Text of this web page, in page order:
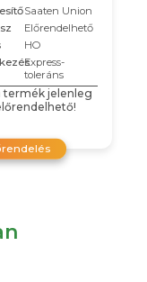
Saaten Union
Előrendelhető
HO
Express-
toleráns
termék jelenleg